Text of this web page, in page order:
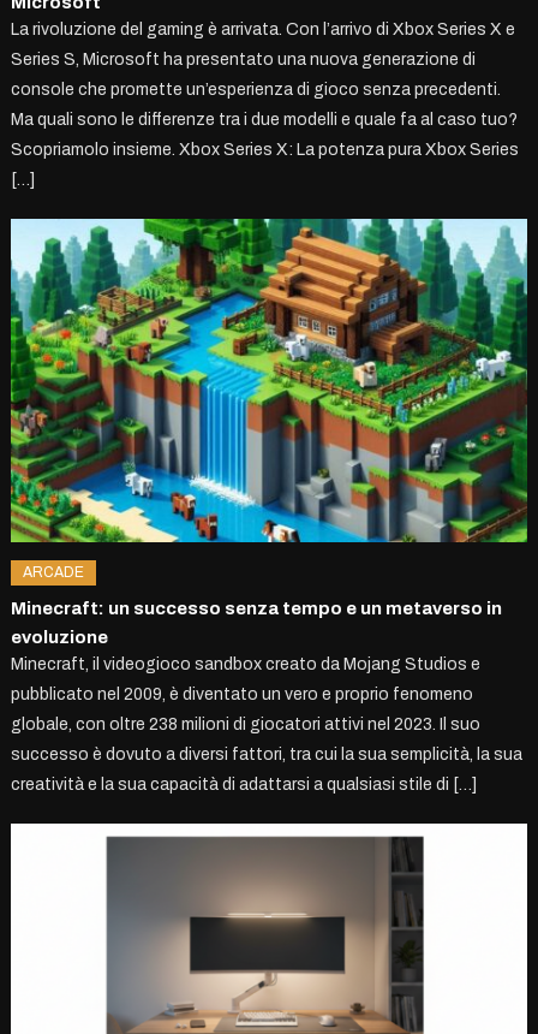
La rivoluzione del gaming è arrivata. Con l’arrivo di Xbox Series X e
Series S, Microsoft ha presentato una nuova generazione di
console che promette un’esperienza di gioco senza precedenti.
Ma quali sono le differenze tra i due modelli e quale fa al caso tuo?
Scopriamolo insieme. Xbox Series X: La potenza pura Xbox Series
[…]
ARCADE
Minecraft: un successo senza tempo e un metaverso in
evoluzione
Minecraft, il videogioco sandbox creato da Mojang Studios e
pubblicato nel 2009, è diventato un vero e proprio fenomeno
globale, con oltre 238 milioni di giocatori attivi nel 2023. Il suo
successo è dovuto a diversi fattori, tra cui la sua semplicità, la sua
creatività e la sua capacità di adattarsi a qualsiasi stile di […]